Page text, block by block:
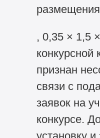
, 0,35 × 1,5
конкурсной
признан
связи с
заявок на
конкурсе.